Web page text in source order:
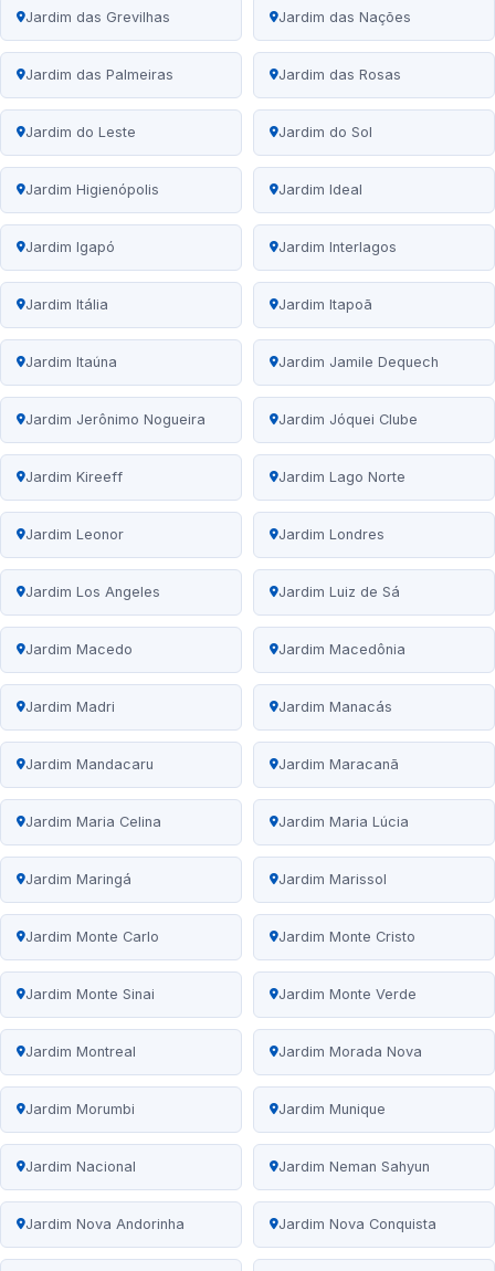
Jardim das Grevilhas Jardim das Nações
Jardim das Palmeiras Jardim das Rosas
Jardim do Leste Jardim do Sol
Jardim Higienópolis Jardim Ideal
Jardim Igapó Jardim Interlagos
Jardim Itália Jardim Itapoã
Jardim Itaúna Jardim Jamile Dequech
Jardim Jerônimo Nogueira Jardim Jóquei Clube
Jardim Kireeff Jardim Lago Norte
Jardim Leonor Jardim Londres
Jardim Los Angeles Jardim Luiz de Sá
Jardim Macedo Jardim Macedônia
Jardim Madri Jardim Manacás
Jardim Mandacaru Jardim Maracanã
Jardim Maria Celina Jardim Maria Lúcia
Jardim Maringá Jardim Marissol
Jardim Monte Carlo Jardim Monte Cristo
Jardim Monte Sinai Jardim Monte Verde
Jardim Montreal Jardim Morada Nova
Jardim Morumbi Jardim Munique
Jardim Nacional Jardim Neman Sahyun
Jardim Nova Andorinha Jardim Nova Conquista